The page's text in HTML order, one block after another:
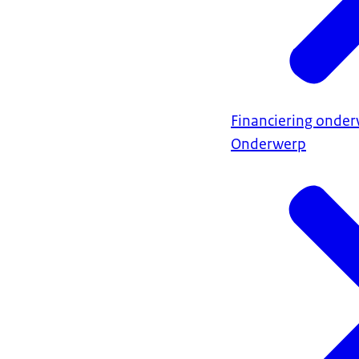
Financiering
Onderwerp